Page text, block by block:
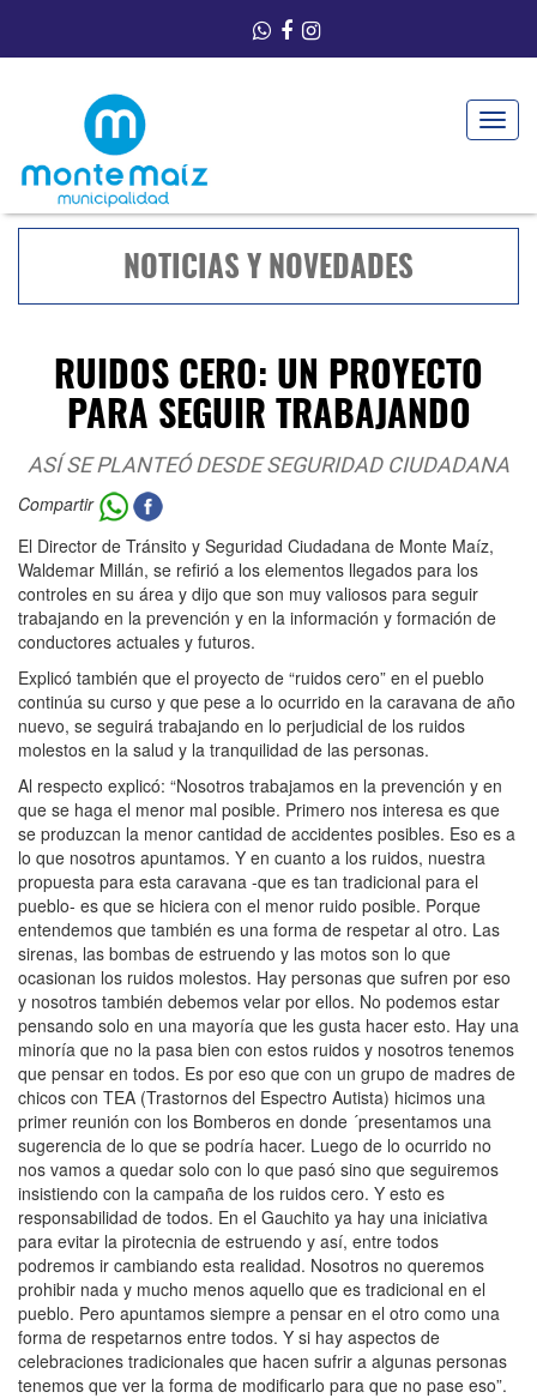
Toggle
NOTICIAS Y NOVEDADES
RUIDOS CERO: UN PROYECTO
PARA SEGUIR TRABAJANDO
ASÍ SE PLANTEÓ DESDE SEGURIDAD CIUDADANA
Compartir
El Director de Tránsito y Seguridad Ciudadana de Monte Maíz,
Waldemar Millán, se refirió a los elementos llegados para los
controles en su área y dijo que son muy valiosos para seguir
trabajando en la prevención y en la información y formación de
conductores actuales y futuros.
Explicó también que el proyecto de “ruidos cero” en el pueblo
continúa su curso y que pese a lo ocurrido en la caravana de año
nuevo, se seguirá trabajando en lo perjudicial de los ruidos
molestos en la salud y la tranquilidad de las personas.
Al respecto explicó: “Nosotros trabajamos en la prevención y en
que se haga el menor mal posible. Primero nos interesa es que
se produzcan la menor cantidad de accidentes posibles. Eso es a
lo que nosotros apuntamos. Y en cuanto a los ruidos, nuestra
propuesta para esta caravana -que es tan tradicional para el
pueblo- es que se hiciera con el menor ruido posible. Porque
entendemos que también es una forma de respetar al otro. Las
sirenas, las bombas de estruendo y las motos son lo que
ocasionan los ruidos molestos. Hay personas que sufren por eso
y nosotros también debemos velar por ellos. No podemos estar
pensando solo en una mayoría que les gusta hacer esto. Hay una
minoría que no la pasa bien con estos ruidos y nosotros tenemos
que pensar en todos. Es por eso que con un grupo de madres de
chicos con TEA (Trastornos del Espectro Autista) hicimos una
primer reunión con los Bomberos en donde ´presentamos una
sugerencia de lo que se podría hacer. Luego de lo ocurrido no
nos vamos a quedar solo con lo que pasó sino que seguiremos
insistiendo con la campaña de los ruidos cero. Y esto es
responsabilidad de todos. En el Gauchito ya hay una iniciativa
para evitar la pirotecnia de estruendo y así, entre todos
podremos ir cambiando esta realidad. Nosotros no queremos
prohibir nada y mucho menos aquello que es tradicional en el
pueblo. Pero apuntamos siempre a pensar en el otro como una
forma de respetarnos entre todos. Y si hay aspectos de
celebraciones tradicionales que hacen sufrir a algunas personas
tenemos que ver la forma de modificarlo para que no pase eso”.